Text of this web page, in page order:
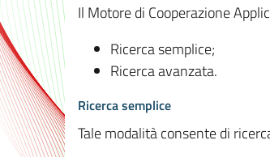
Il Motore di Cooperazione
Ricerca semplice;
Ricerca avanzata.
Ricerca semplice
Tale modalità consente di